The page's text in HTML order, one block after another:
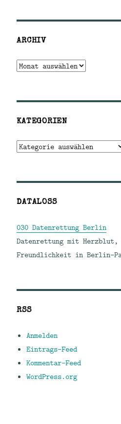
ARCHIV
Archiv
KATEGORIEN
Kategorien
DATALOSS
030 Datenrettung Berlin
Datenrettung mit Herzblut,
Freundlichkeit in Berlin-
RSS
Anmelden
Eintrags-Feed
Kommentar-Feed
WordPress.org